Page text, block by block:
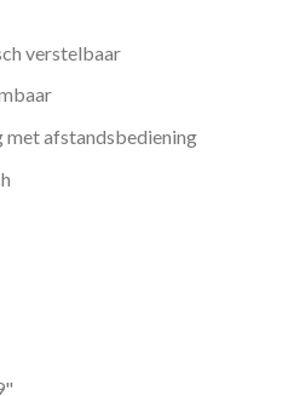
verstelbaar
met afstandsbediening